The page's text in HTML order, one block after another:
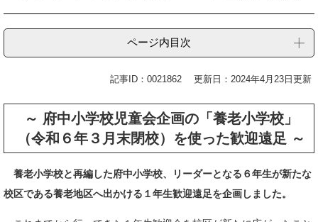
ページ内目次
記事ID：0021862 更新日：2024年4月23日更新
～ 府中小学校児童会企画の「養老小学校」
（令和６年３月末閉校）を使った歓迎遠足 ～
養老小学校と再編した府中小学校、リーダーとなる６年生が新たな
校区である養老地区へ出かける１年生歓迎遠足を企画しました。